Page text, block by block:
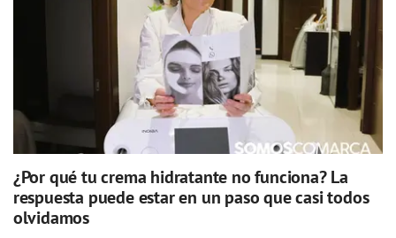
¿Por qué tu crema hidratante no funciona? La
respuesta puede estar en un paso que casi todos
olvidamos